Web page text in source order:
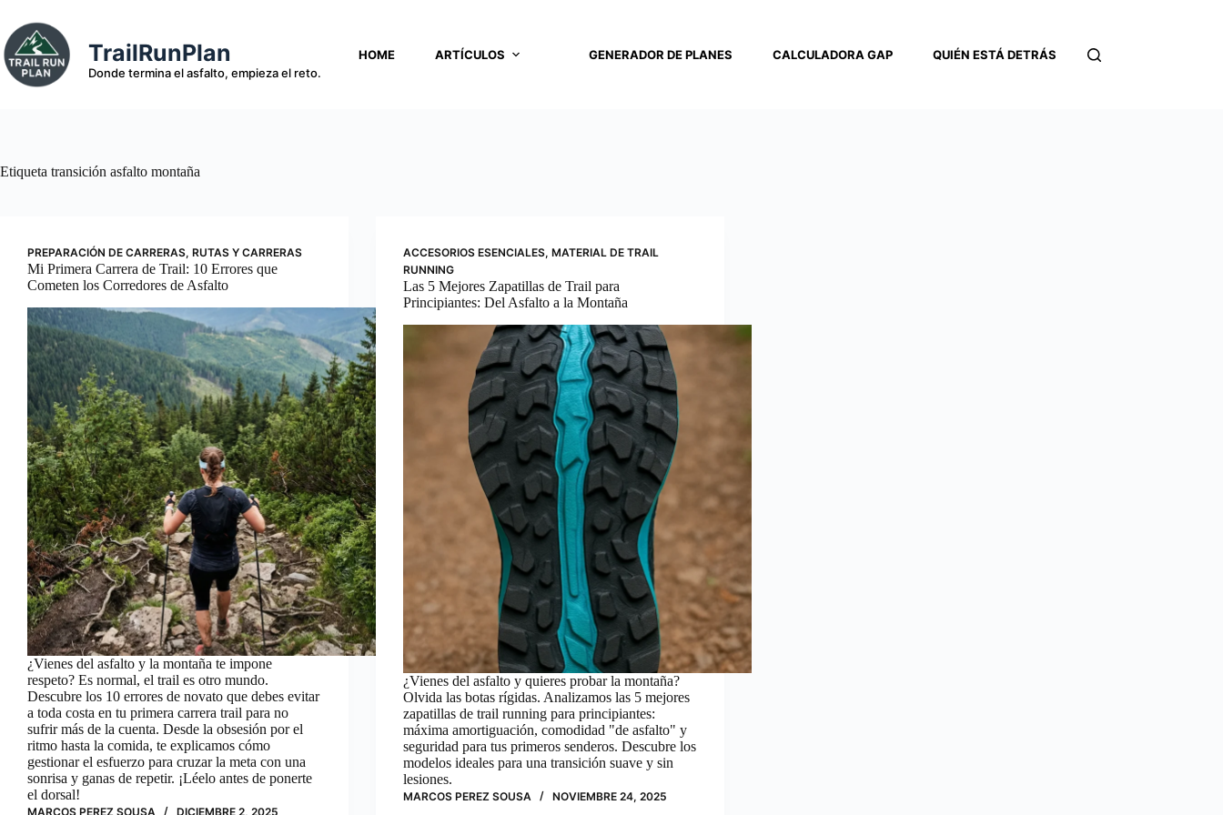
contenido
TrailRunPlan
Donde termina el asfalto, empieza el reto.
HOME ARTÍCULOS GENERADOR DE PLANES CALCULADORA GAP QUIÉN ESTÁ DETRÁS CONTACTO
Etiqueta transición asfalto montaña
PREPARACIÓN DE CARRERAS, RUTAS Y CARRERAS
Mi Primera Carrera de Trail: 10 Errores que
Cometen los Corredores de Asfalto
¿Vienes del asfalto y la montaña te impone
respeto? Es normal, el trail es otro mundo.
Descubre los 10 errores de novato que debes evitar
a toda costa en tu primera carrera trail para no
sufrir más de la cuenta. Desde la obsesión por el
ritmo hasta la comida, te explicamos cómo
gestionar el esfuerzo para cruzar la meta con una
sonrisa y ganas de repetir. ¡Léelo antes de ponerte
el dorsal!
MARCOS PEREZ SOUSA DICIEMBRE 2, 2025
ACCESORIOS ESENCIALES,MATERIAL DE TRAIL
RUNNING
Las 5 Mejores Zapatillas de Trail para
Principiantes: Del Asfalto a la Montaña
¿Vienes del asfalto y quieres probar la montaña?
Olvida las botas rígidas. Analizamos las 5 mejores
zapatillas de trail running para principiantes:
máxima amortiguación, comodidad "de asfalto" y
seguridad para tus primeros senderos. Descubre los
modelos ideales para una transición suave y sin
lesiones.
MARCOS PEREZ SOUSA NOVIEMBRE 24, 2025